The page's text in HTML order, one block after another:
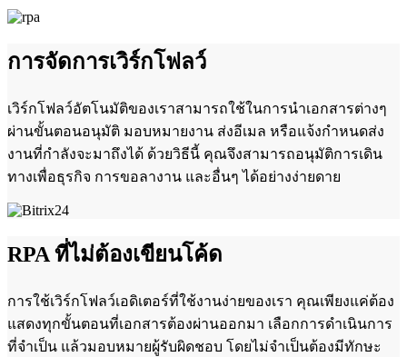
การจัดการเวิร์กโฟลว์
เวิร์กโฟลว์อัตโนมัติของเราสามารถใช้ในการนำเอกสารต่างๆ
ผ่านขั้นตอนอนุมัติ มอบหมายงาน ส่งอีเมล หรือแจ้งกำหนดส่ง
งานที่กำลังจะมาถึงได้ ด้วยวิธีนี้ คุณจึงสามารถอนุมัติการเดิน
ทางเพื่อธุรกิจ การขอลางาน และอื่นๆ ได้อย่างง่ายดาย
RPA ที่ไม่ต้องเขียนโค้ด
การใช้เวิร์กโฟลว์เอดิเตอร์ที่ใช้งานง่ายของเรา คุณเพียงแค่ต้อง
แสดงทุกขั้นตอนที่เอกสารต้องผ่านออกมา เลือกการดำเนินการ
ที่จำเป็น แล้วมอบหมายผู้รับผิดชอบ โดยไม่จำเป็นต้องมีทักษะ